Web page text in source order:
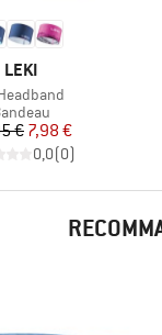
MARQUE
LEKI
group
Prix
€Prix réduit
7,98 €
0,0(0)